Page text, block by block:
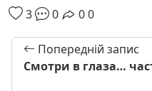
3
0 00
Попередній запис
Смотри в глаза…